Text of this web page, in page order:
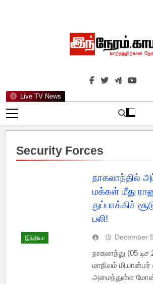
Live TV News
செய்திகளுக்கு அப்பால்…
Security Forces
இந்தியா
நாகலாந்தில்
மக்கள் மீது
துப்பாக்கிச்
பலி!
December
நாகலாந்து (05 டிச
மாநிலம் மியான்மர்
அமைந்துள்ள மோன்